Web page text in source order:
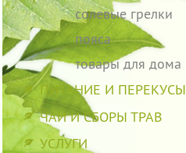
солевые грелки
пояса
товары для дома
ПИТАНИЕ И ПЕРЕКУСЫ
ЧАИ И СБОРЫ ТРАВ
УСЛУГИ